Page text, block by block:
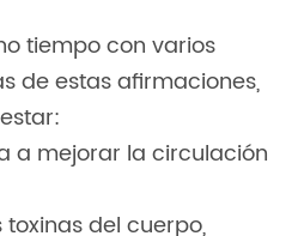
tiempo con varios
de estas afirmaciones,
a mejorar la circulación
del cuerpo,